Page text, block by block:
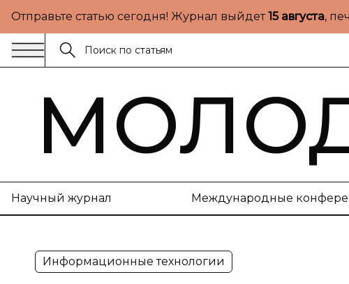
Отправьте статью сегодня! Журнал выйдет15 августа,
Научный журнал Международные
Информационные технологии